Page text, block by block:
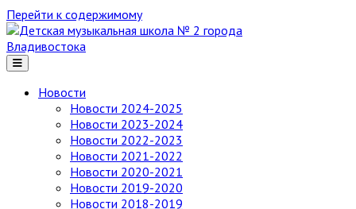
Перейти к содержимому
Детская
музыкальная
школа
города
Владивостока
Новости
Новости 2024-2025
Новости 2023-2024
Новости 2022-2023
Новости 2021-2022
Новости 2020-2021
Новости 2019-2020
Новости 2018-2019